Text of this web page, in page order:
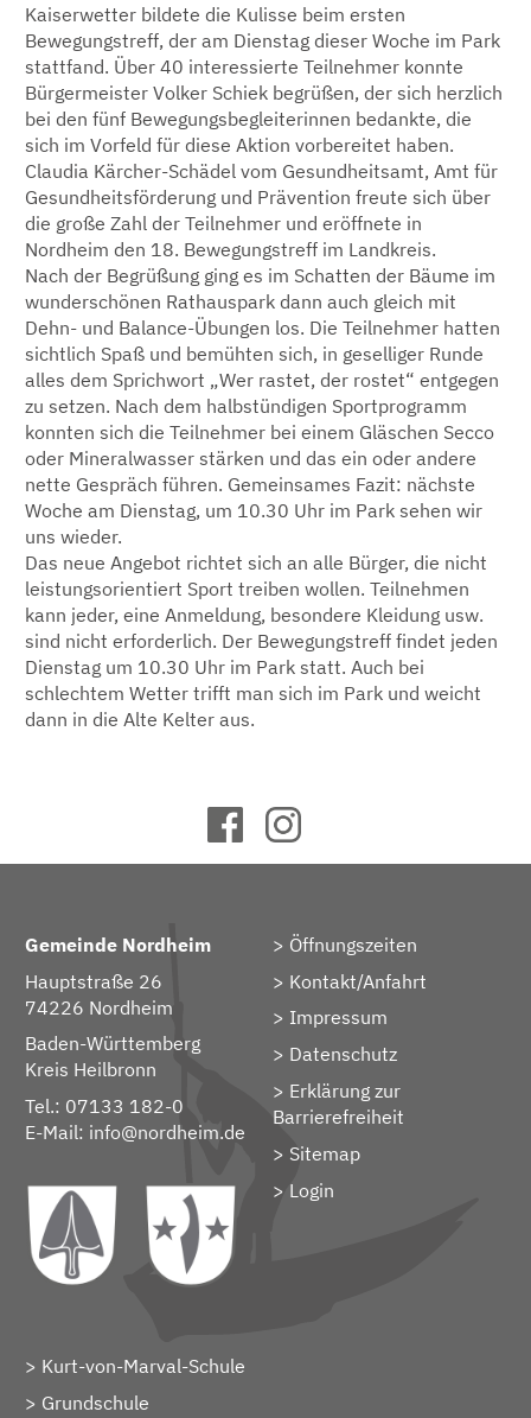
Kaiserwetter bildete die Kulisse beim ersten
Bewegungstreff, der am Dienstag dieser Woche im Park
stattfand. Über 40 interessierte Teilnehmer konnte
Bürgermeister Volker Schiek begrüßen, der sich herzlich
bei den fünf Bewegungsbegleiterinnen bedankte, die
sich im Vorfeld für diese Aktion vorbereitet haben.
Claudia Kärcher-Schädel vom Gesundheitsamt, Amt für
Gesundheitsförderung und Prävention freute sich über
die große Zahl der Teilnehmer und eröffnete in
Nordheim den 18. Bewegungstreff im Landkreis.
Nach der Begrüßung ging es im Schatten der Bäume im
wunderschönen Rathauspark dann auch gleich mit
Dehn- und Balance-Übungen los. Die Teilnehmer hatten
sichtlich Spaß und bemühten sich, in geselliger Runde
alles dem Sprichwort „Wer rastet, der rostet“ entgegen
zu setzen. Nach dem halbstündigen Sportprogramm
konnten sich die Teilnehmer bei einem Gläschen Secco
oder Mineralwasser stärken und das ein oder andere
nette Gespräch führen. Gemeinsames Fazit: nächste
Woche am Dienstag, um 10.30 Uhr im Park sehen wir
uns wieder.
Das neue Angebot richtet sich an alle Bürger, die nicht
leistungsorientiert Sport treiben wollen. Teilnehmen
kann jeder, eine Anmeldung, besondere Kleidung usw.
sind nicht erforderlich. Der Bewegungstreff findet jeden
Dienstag um 10.30 Uhr im Park statt. Auch bei
schlechtem Wetter trifft man sich im Park und weicht
dann in die Alte Kelter aus.
Gemeinde Nordheim
Hauptstraße 26
74226 Nordheim
Baden-Württemberg
Kreis Heilbronn
Tel.: 07133 182-0
E-Mail: info@nordheim.de
Öffnungszeiten
Kontakt/Anfahrt
Impressum
Datenschutz
Erklärung zur
Barrierefreiheit
Sitemap
> Login
Kurt-von-Marval-Schule
Grundschule